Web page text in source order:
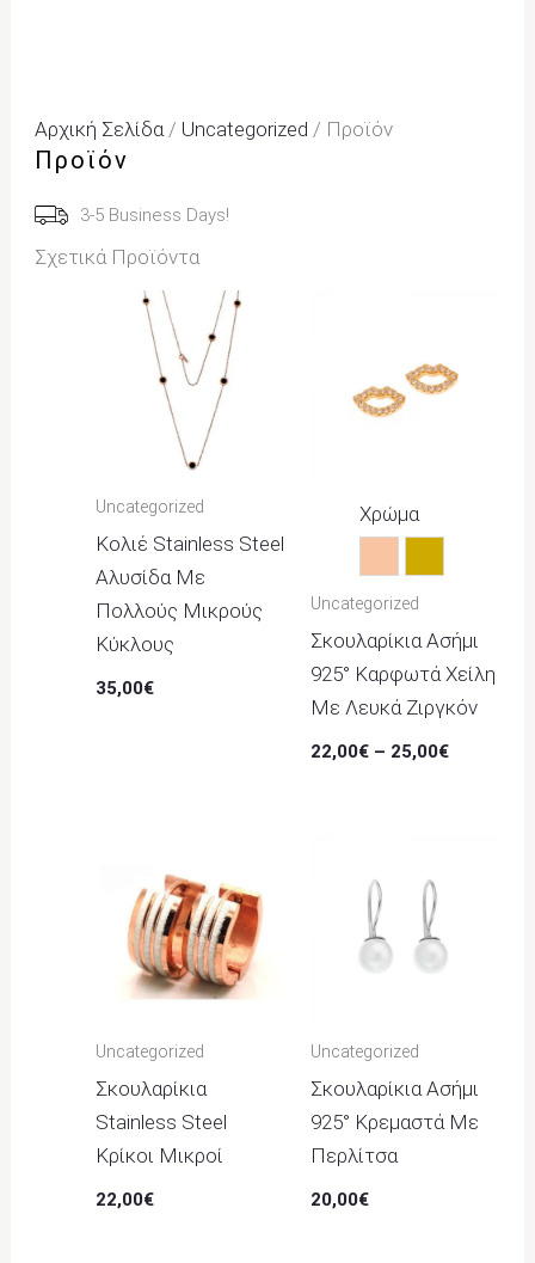
Αρχική Σελίδα / Uncategorized / Προϊόν
Προϊόν
3-5 Business Days!
Σχετικά Προϊόντα
Uncategorized
Κολιέ Stainless Steel
Αλυσίδα Με
Πολλούς Μικρούς
Κύκλους
35,00€
Χρώμα
Rose Gold
Χρυσό
Uncategorized
Σκουλαρίκια Ασήμι
925° Καρφωτά Χείλη
Με Λευκά Ζιργκόν
22,00€ – 25,00€
25,00€
Uncategorized
Σκουλαρίκια
Stainless Steel
Κρίκοι Μικροί
22,00€
Uncategorized
Σκουλαρίκια Ασήμι
925° Κρεμαστά Με
Περλίτσα
20,00€